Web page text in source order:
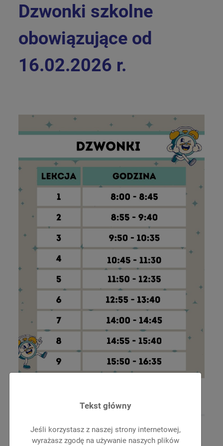
Dzwonki szkolne
obowiązujące od
16.02.2026 r.
Tekst główny
Jeśli korzystasz z naszej strony internetowej,
wyrażasz zgodę na używanie naszych plików